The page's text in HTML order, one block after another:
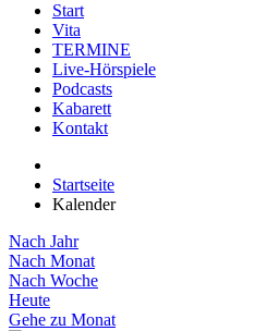
Start
Vita
TERMINE
Live-Hörspiele
Podcasts
Kabarett
Kontakt
Startseite
Kalender
Nach Jahr
Nach Monat
Nach Woche
Heute
Gehe zu Monat